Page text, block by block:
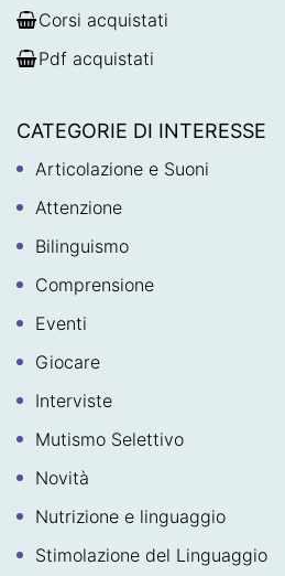
Corsi acquistati
Pdf acquistati
CATEGORIE DI INTERESSE
Articolazione e Suoni
Attenzione
Bilinguismo
Comprensione
Eventi
Giocare
Interviste
Mutismo Selettivo
Novità
Nutrizione e linguaggio
Stimolazione del Linguaggio